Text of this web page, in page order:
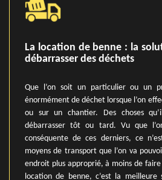
La location de benne : la
débarrasser des déchets
Que l’on soit un particulier ou un
énormément de déchet lorsque l’on
ou sur un chantier. Des choses
débarrasser tôt ou tard. Vu que
conséquente de ces derniers, ce
moyens de transport que l’on va
endroit plus approprié, à moins de
location de benne, c’est la meilleure